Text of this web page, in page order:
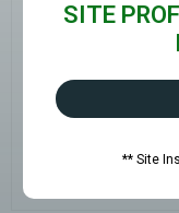
SITE
** Site